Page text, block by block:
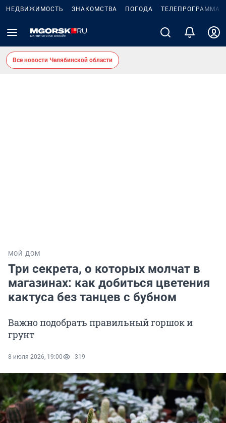
НЕДВИЖИМОСТЬ ЗНАКОМСТВА ПОГОДА ТЕЛЕПРОГРАММА
Все новости Челябинской области
МОЙ ДОМ
Три секрета, о которых молчат в
магазинах: как добиться цветения
кактуса без танцев с бубном
Важно подобрать правильный горшок и
грунт
8 июля 2026, 19:00 319